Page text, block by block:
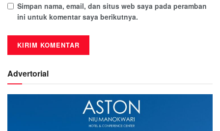
Simpan nama, email, dan situs web saya pada peramban
ini untuk komentar saya berikutnya.
Advertorial